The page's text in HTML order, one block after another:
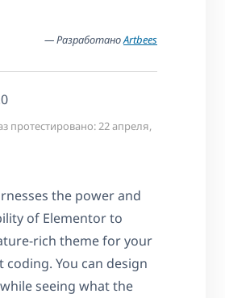
— РазработаноArtbees
протестировано: 22 апреля,
the power and
of Elementor to
rich theme for your
You can design
seeing what the